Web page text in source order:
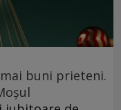
buni prieteni.